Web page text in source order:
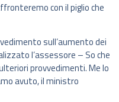
con il piglio che
sull’aumento dei
l’assessore – So che
provvedimenti. Me lo
avuto, il ministro